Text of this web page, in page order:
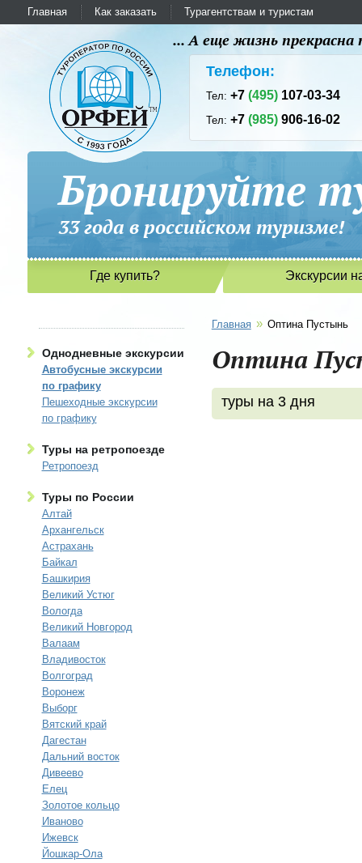
Главная Как заказать Турагентствам и туристам
... А еще жизнь
Телефон:
Тел:+7(495) 107-03-34
Тел:+7(985) 906-16-02
Бронируйте
33 года в российском
Где купить? Экскурсии
Однодневные экскурсии
Автобусные экскурсии
по графику
Пешеходные экскурсии
по графику
Туры на ретропоезде
Ретропоезд
Туры по России
Алтай
Архангельск
Астрахань
Байкал
Башкирия
Великий Устюг
Вологда
Великий Новгород
Валаам
Владивосток
Волгоград
Воронеж
Выборг
Вятский край
Дагестан
Дальний восток
Дивеево
Елец
Золотое кольцо
Иваново
Ижевск
Йошкар-Ола
Главная » Оптина Пустынь
Оптина
туры на 3 дня